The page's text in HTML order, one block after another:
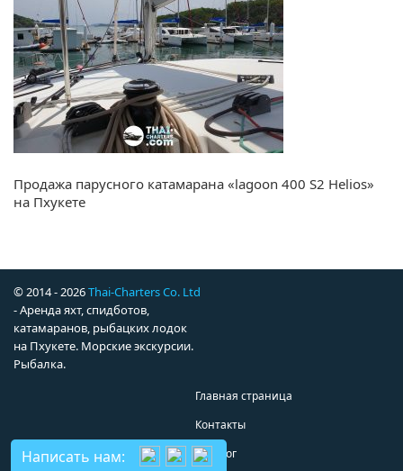
Продажа парусного катамарана «lagoon 400 S2 Helios»
на Пхукете
© 2014 - 2026Thai-Charters Co. Ltd
- Аренда яхт, спидботов,
катамаранов, рыбацких лодок
на Пхукете. Морские экскурсии.
Рыбалка.
Главная страница
Контакты
Каталог
Написать нам: